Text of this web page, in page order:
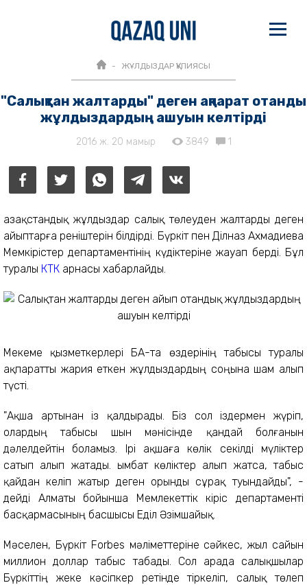
ЖҰЛДЫЗДАР ҚҰПИЯСЫ
"Салықтан жалтарды" деген ақпарат отандық
жұлдыздардың ашуын келтірді
2016 ж. 20 мамыр 3849 1
Қазақстандық жұлдыздар салық төлеуден жалтарды деген
айыптарға реніштерін білдірді. Бүркіт пен Ділназ Ахмадиева
Мемкірістер департаментінің күдіктеріне жауап берді. Бұл
туралы КТК арнасы хабарлайды.
Мекеме қызметкерлері БАҚ-та өздерінің табысы туралы
ақпаратты жария еткен жұлдыздардың соңына шам алып
түсті.
"Ақша артынан із қалдырады. Біз сол іздермен жүріп,
олардың табысы шын мәнісінде қандай болғанын
дәлелдейтін боламыз. Ірі ақшаға көлік секілді мүліктер
сатып алып жатады. Қымбат көліктер алып жатса, табыс
қайдан келіп жатыр деген орынды сұрақ туындайды", -
дейді Алматы бойынша Мемлекеттік кіріс департаменті
басқармасының басшысы Еділ Әзімшайық.
Мәселен, Бүркіт Forbes мәліметтеріне сәйкес, жыл сайын
миллион доллар табыс табады. Сол арада салықшылар
Бүркіттің жеке кәсіпкер ретінде тіркеліп, салық төлеп